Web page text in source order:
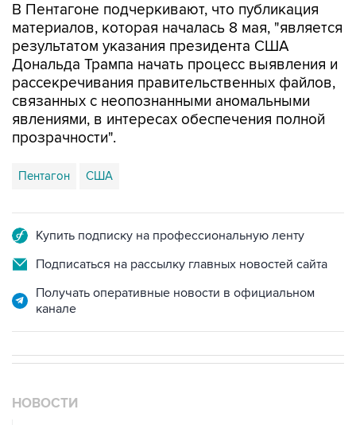
В Пентагоне подчеркивают, что публикация
материалов, которая началась 8 мая, "является
результатом указания президента США
Дональда Трампа начать процесс выявления и
рассекречивания правительственных файлов,
связанных с неопознанными аномальными
явлениями, в интересах обеспечения полной
прозрачности".
Пентагон США
Купить подписку на профессиональную ленту
Подписаться на рассылку главных новостей сайта
Получать оперативные новости в официальном
канале
НОВОСТИ